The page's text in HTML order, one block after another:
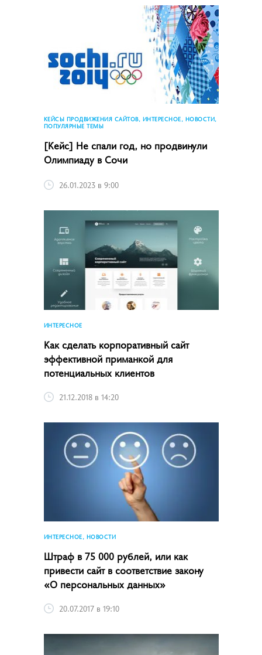
КЕЙСЫ ПРОДВИЖЕНИЯ САЙТОВ, ИНТЕРЕСНОЕ, НОВОСТИ,
ПОПУЛЯРНЫЕ ТЕМЫ
[Кейс] Не спали год, но продвинули
Олимпиаду в Сочи
26.01.2023 в 9:00
ИНТЕРЕСНОЕ
Как сделать корпоративный сайт
эффективной приманкой для
потенциальных клиентов
21.12.2018 в 14:20
ИНТЕРЕСНОЕ, НОВОСТИ
Штраф в 75 000 рублей, или как
привести сайт в соответствие закону
«О персональных данных»
20.07.2017 в 19:10